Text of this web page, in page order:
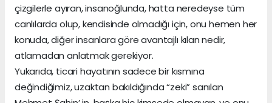
çizgilerle ayıran, insanoğlunda, hatta neredeyse tüm
canlılarda olup, kendisinde olmadığı için, onu hemen her
konuda, diğer insanlara göre avantajlı kılan nedir,
atlamadan anlatmak gerekiyor.
Yukarıda, ticari hayatının sadece bir kısmına
değindiğimiz, uzaktan bakıldığında “zeki” sanılan